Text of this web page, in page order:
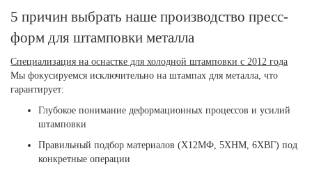
5 причин выбрать наше производство пресс-
форм для штамповки металла
Специализация на оснастке для холодной штамповки с 2012 года
Мы фокусируемся исключительно на штампах для металла, что
гарантирует:
Глубокое понимание деформационных процессов и усилий
штамповки
Правильный подбор материалов (Х12МФ, 5ХНМ, 6ХВГ) под
конкретные операции